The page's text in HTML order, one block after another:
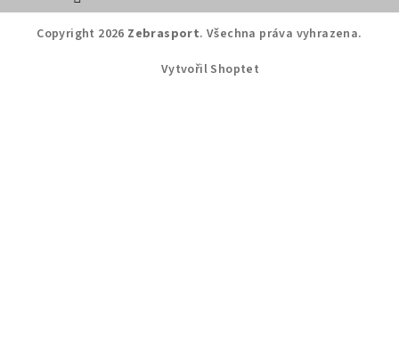
Copyright 2026 Zebrasport. Všechna práva vyhrazena.
Vytvořil Shoptet